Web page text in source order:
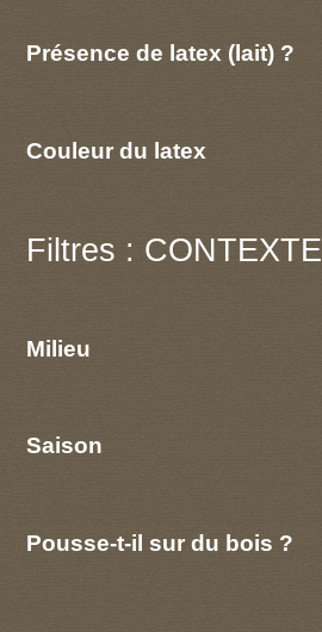
Présence de latex (lait) ?
Couleur du latex
Filtres : CONTEXTE
Milieu
Saison
Pousse-t-il sur du bois ?